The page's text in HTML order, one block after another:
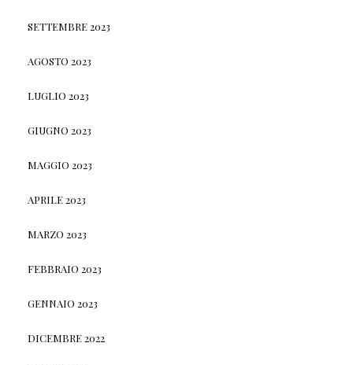
SETTEMBRE 2023
AGOSTO 2023
LUGLIO 2023
GIUGNO 2023
MAGGIO 2023
APRILE 2023
MARZO 2023
FEBBRAIO 2023
GENNAIO 2023
DICEMBRE 2022